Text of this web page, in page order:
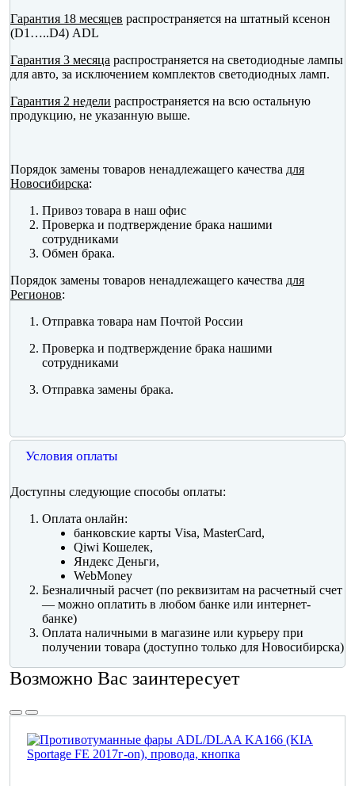
Гарантия 18 месяцев распространяется на штатный ксенон
(D1…..D4) ADL
Гарантия 3 месяца распространяется на светодиодные лампы
для авто, за исключением комплектов светодиодных ламп.
Гарантия 2 недели распространяется на всю остальную
продукцию, не указанную выше.
Порядок замены товаров ненадлежащего качества для
Новосибирска:
Привоз товара в наш офис
Проверка и подтверждение брака нашими
сотрудниками
Обмен брака.
Порядок замены товаров ненадлежащего качества для
Регионов:
Отправка товара нам Почтой России
Проверка и подтверждение брака нашими
сотрудниками
Отправка замены брака.
Условия оплаты
Доступны следующие способы оплаты:
Оплата онлайн:
банковские карты Visa, MasterCard,
Qiwi Кошелек,
Яндекс Деньги,
WebMoney
Безналичный расчет (по реквизитам на расчетный счет
— можно оплатить в любом банке или интернет-
банке)
Оплата наличными в магазине или курьеру при
получении товара (доступно только для Новосибирска)
Возможно Вас заинтересует